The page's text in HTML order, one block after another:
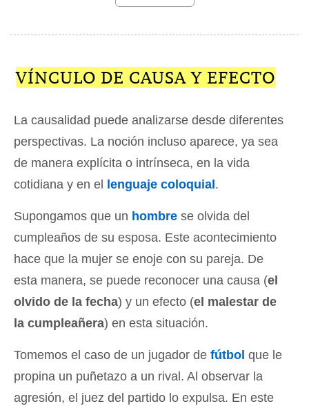
VÍNCULO DE CAUSA Y EFECTO
La causalidad puede analizarse desde diferentes
perspectivas. La noción incluso aparece, ya sea
de manera explícita o intrínseca, en la vida
cotidiana y en el
lenguaje coloquial .
Supongamos que un hombre se olvida del
cumpleaños de su esposa. Este acontecimiento
hace que la mujer se enoje con su pareja. De
esta manera, se puede reconocer una causa (el
olvido de la fecha) y un efecto (el malestar de
la cumpleañera) en esta situación.
Tomemos el caso de un jugador de fútbol que le
propina un puñetazo a un rival. Al observar la
agresión, el juez del partido lo expulsa. En este